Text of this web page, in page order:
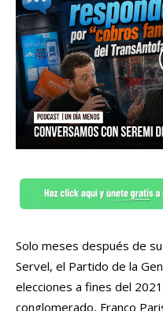
Solo meses después de
Servel, el Partido de la
elecciones a fines del
conglomerado, Franco